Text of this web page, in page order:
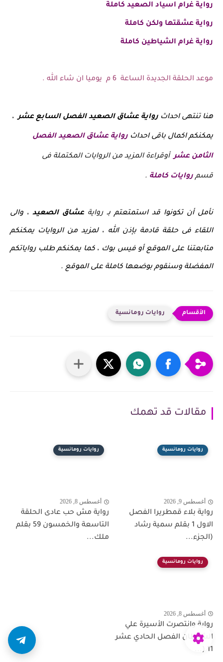
رواية غرام اسياد الصعيد كاملة
رواية عشقتها ولكن كاملة
رواية غرام الشياطين كاملة
موعد الحلقة الجديدة الساعة 6 م يوميا ان شاء الله .
هنا تنتهى احداث رواية عشاق الصعيد الفصل السابع عشر ،
يمكنكم اكمال باقى احداث رواية عشاق الصعيد الفصل
الثامن عشر أوقراءة المزيد من الروايات المكتملة فى
قسم روايات كاملة .
نأمل أن تكونوا قد استمتعتم بـرواية عشاق الصعيد ، والى
اللقاء فى حلقة قادمة بإذن الله ، لمزيد من الروايات يمكنكم
متابعتنا على الموقع أو فيس بوك ، كما يمكنكم طلب رواياتكم
المفضلة وسنقوم بوضعها كاملة على الموقع .
روايات رومانسية
مقالات قد تهمك
روايات رومانسية
أغسطس 9, 2026
رواية بلاء قمطريرا الفصل
الاول 1 بقلم سمية رشاد
(الجزء...
روايات رومانسية
أغسطس 8, 2026
رواية مش حب عادى الحلقة
التاسعة والخمسون 59 بقلم
ملك...
روايات رومانسية
أغسطس 8, 2026
رواية وانتصرت الأسيرة علي
الشيطان الفصل الحادي عشر
11 (...